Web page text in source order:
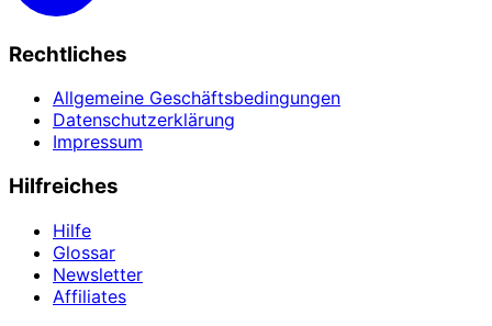
Rechtliches
Allgemeine Geschäftsbedingungen
Datenschutzerklärung
Impressum
Hilfreiches
Hilfe
Glossar
Newsletter
Affiliates